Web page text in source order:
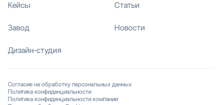
Кейсы
Завод
Дизайн-студия
Статьи
Новости
Согласие на обработку персональных данных
Политика конфиденциальности
Политика конфиденциальности компании